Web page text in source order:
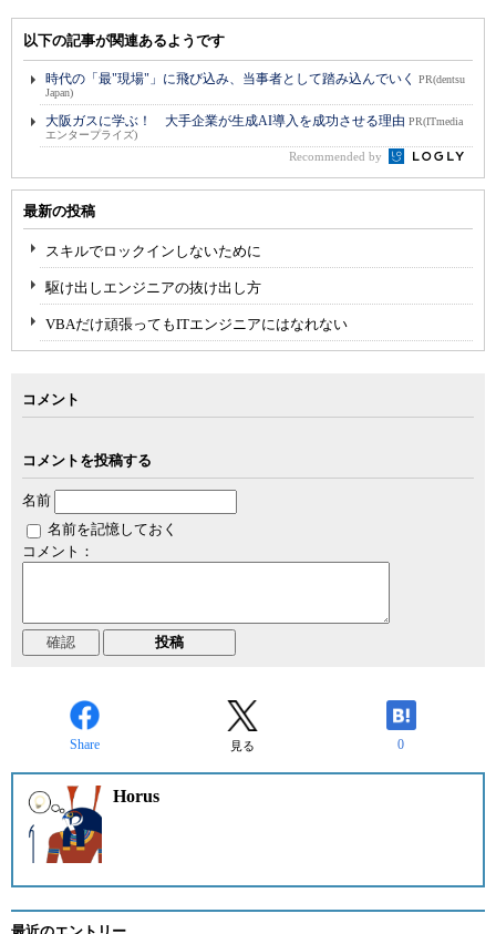
以下の記事が関連あるようです
時代の「最"現場"」に飛び込み、当事者として踏み込んでいく
PR(dentsu
Japan)
大阪ガスに学ぶ！ 大手企業が生成AI導入を成功させる理由 PR(ITmedia
エンタープライズ)
Recommended by
最新の投稿
スキルでロックインしないために
駆け出しエンジニアの抜け出し方
VBAだけ頑張ってもITエンジニアにはなれない
コメント
コメントを投稿する
名前
名前を記憶しておく
コメント：
Share 見る 0
Horus